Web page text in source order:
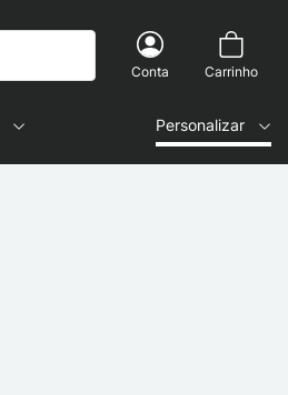
Conta Carrinho
Personalizar